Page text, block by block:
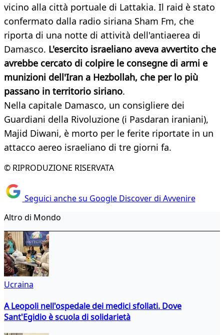
vicino alla città portuale di Lattakia. Il raid è stato
confermato dalla radio siriana Sham Fm, che
riporta di una notte di attività dell'antiaerea di
Damasco. L'esercito israeliano aveva avvertito che
avrebbe cercato di colpire le consegne di armi e
munizioni dell'Iran a Hezbollah, che per lo più
passano in territorio siriano.
Nella capitale Damasco, un consigliere dei
Guardiani della Rivoluzione (i Pasdaran iraniani),
Majid Diwani, è morto per le ferite riportate in un
attacco aereo israeliano di tre giorni fa.
© RIPRODUZIONE RISERVATA
Seguici anche su Google Discover di Avvenire
Altro di Mondo
Ucraina
A Leopoli nell'ospedale dei medici sfollati. Dove
Sant'Egidio è scuola di solidarietà